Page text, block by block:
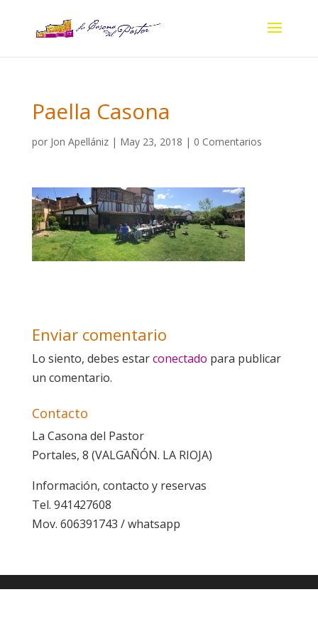
Paella Casona
por Jon Apellániz| May 23, 2018 | 0 Comentarios
Enviar comentario
Lo siento, debes estarconectado para publicar
un comentario.
Contacto
La Casona del Pastor
Portales, 8 (VALGAÑÓN. LA RIOJA)
Información, contacto y reservas
Tel. 941427608
Mov. 606391743 / whatsapp